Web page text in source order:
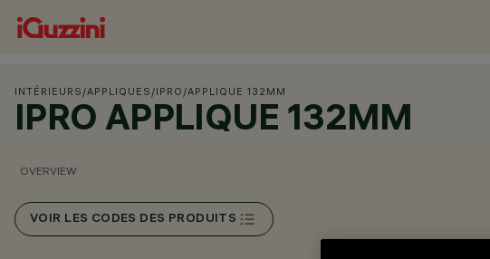
INTÉRIEURS /APPLIQUES /IPRO /APPLIQUE 132MM
IPRO APPLIQUE 132MM
OVERVIEW
VOIR LES CODES DES PRODUITS